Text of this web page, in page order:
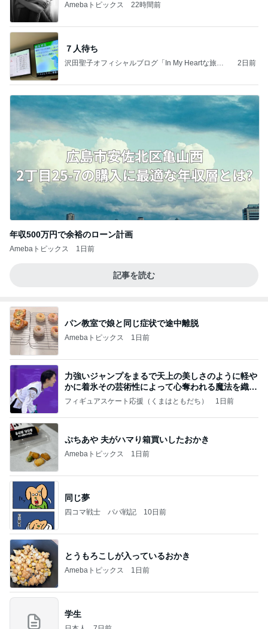
Amebaトピックス 22時間前
７人待ち
沢田聖子オフィシャルブログ「In My Heartな旅日
2日前
年収500万円で余裕のローン計画
Amebaトピックス 1日前
記事を読む
パン教室で娘と同じ症状で途中離脱
Amebaトピックス 1日前
力強いジャンプをまるで天上の美しさのように軽や
かに着氷その芸術性によって心奪われる魔法を織り
なす
フィギュアスケート応援（くまはともだち） 1日前
ぷちあや 夫がハマり箱買いしたおかき
Amebaトピックス 1日前
同じ夢
四コマ戦士 パパ戦記 10日前
とうもろこしが入っているおかき
Amebaトピックス 1日前
学生